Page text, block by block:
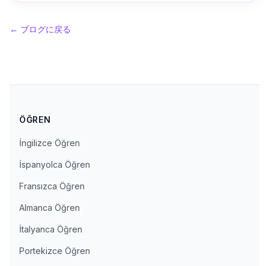
← ブログに戻る
ÖĞREN
İngilizce Öğren
İspanyolca Öğren
Fransızca Öğren
Almanca Öğren
İtalyanca Öğren
Portekizce Öğren